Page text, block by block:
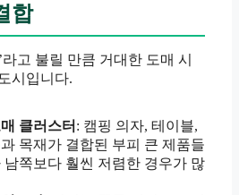
합
고 불릴 만큼 거대한 도매 시
시입니다.
클러스터 : 캠핑 의자, 테이블,
목재가 결합된 부피 큰 제품들
남쪽보다 훨씬 저렴한 경우가 많